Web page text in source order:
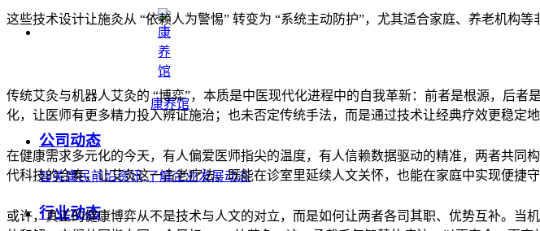
康养馆
公司动态
智美康民前沿资讯,了解企业发展动态
行业动态
这些技术设计让施灸从 “依赖人为警惕” 转变为 “系统主动防护”，尤其适合家庭、养老机构等
传统艾灸与机器人艾灸的 “博弈”，本质是中医现代化进程中的自我革新：前者是根源，后
化，让医师有更多精力投入辨证施治；也未否定传统手法，而是通过技术让经典疗效更稳定地
在健康需求多元化的今天，有人偏爱医师指尖的温度，有人信赖数据驱动的精准，两者共
代科技的合奏，让艾灸这一古老疗法，既能在诊室里延续人文关怀，也能在家庭中实现便捷守
或许，真正的健康博弈从不是技术与人文的对立，而是如何让两者各司其职、优势互补。